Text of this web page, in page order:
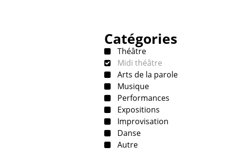
Catégories
Théâtre
Midi théâtre
Arts de la parole
Musique
Performances
Expositions
Improvisation
Danse
Autre